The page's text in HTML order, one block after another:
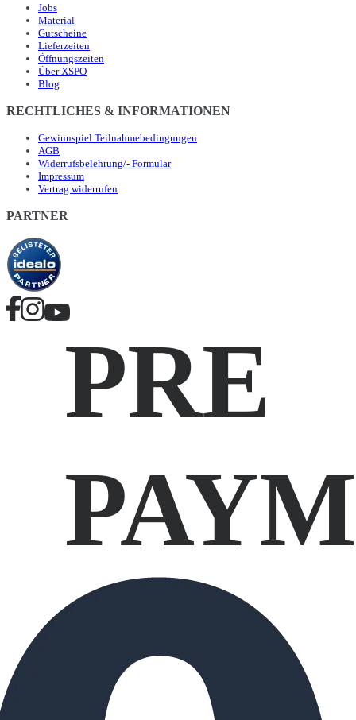
Jobs
Material
Gutscheine
Lieferzeiten
Öffnungszeiten
Über XSPO
Blog
RECHTLICHES & INFORMATIONEN
Gewinnspiel Teilnahmebedingungen
AGB
Widerrufsbelehrung/- Formular
Impressum
Vertrag widerrufen
PARTNER